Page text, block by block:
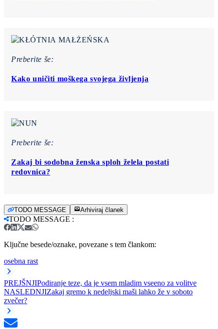
Preberite še:
Kako uničiti moškega svojega življenja
Preberite še:
Zakaj bi sodobna ženska sploh želela postati
redovnica?
TODO MESSAGE Arhiviraj članek
TODO MESSAGE :
Ključne besede/oznake, povezane s tem člankom:
osebna rast
PREJŠNJIPodiranje teze, da je vsem mladim vseeno za volitve
NASLEDNJIZakaj gremo k nedeljski maši lahko že v soboto
zvečer?